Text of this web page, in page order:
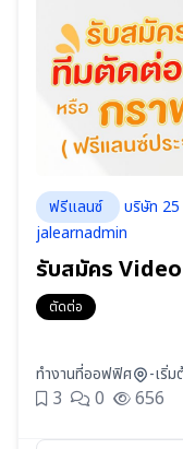
ฟรีแลนซ์
บริษัท
jalearnadmin
รับสมัคร
ตัดต่อ
ทำงานที่ออฟฟิศ -เริ่
3 0 656